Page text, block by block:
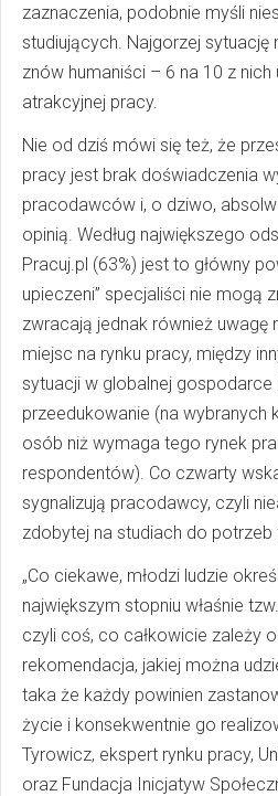
zaznaczenia, podobnie myśli
studiujących. Najgorzej sytuację
znów humaniści – 6 na 10 z
atrakcyjnej pracy.
Nie od dziś mówi się też, że
pracy jest brak doświadczenia
pracodawców i, o dziwo,
opinią. Według największego
Pracuj.pl (63%) jest to główny
upieczeni” specjaliści nie mogą
zwracają jednak również uwagę
miejsc na rynku pracy, między
sytuacji w globalnej gospodarce
przeedukowanie (na wybranych
osób niż wymaga tego rynek
respondentów). Co czwarty
sygnalizują pracodawcy, czyli
zdobytej na studiach do potrzeb
„Co ciekawe, młodzi ludzie
największym stopniu właśnie
czyli coś, co całkowicie zależy
rekomendacja, jakiej można
taka że każdy powinien
życie i konsekwentnie go
Tyrowicz, ekspert rynku pracy,
oraz Fundacja Inicjatyw